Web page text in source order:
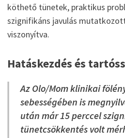
köthető tünetek, praktikus
szignifikáns javulás
viszonyítva.
Hatáskezdés és
Az Olo/Mom klinikai
sebességében is
után már 15 perccel
tünetcsökkentés volt